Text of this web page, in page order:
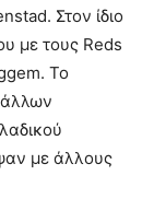
Στον ίδιο
με τους Reds
Το
άλλων
με άλλους